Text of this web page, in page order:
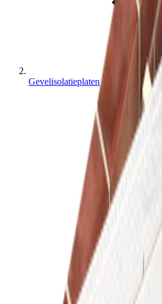
Gevelisolatieplaten